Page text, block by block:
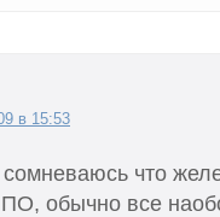
в 15:53
что
ПО, обычно все